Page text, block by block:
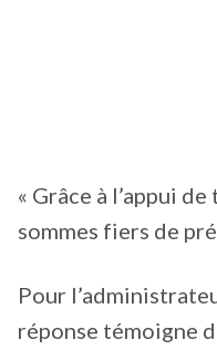
« Grâce à l’appui
sommes fiers de
Pour
réponse témoigne